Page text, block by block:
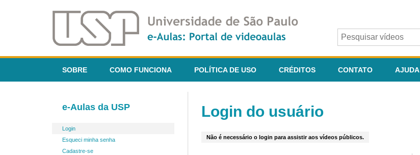
SOBRE COMO FUNCIONA POLÍTICA DE USO CRÉDITOS CONTATO AJUDA
e-Aulas da USP
Login
Esqueci minha senha
Cadastre-se
Login do usuário
Não é necessário o login para assistir aos vídeos públicos.